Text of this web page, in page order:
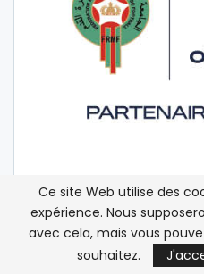
Ce site Web utilise des
expérience. Nous
avec cela, mais vous
souhaitez.